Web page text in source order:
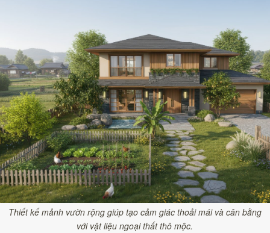
Thiết kế mảnh vườn rộng giúp tạo cảm giác thoải mái và cân bằng
với vật liệu ngoại thất thô mộc.